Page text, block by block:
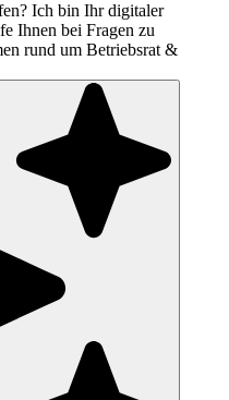
Ich bin Ihr digitaler
Ihnen bei Fragen zu
rund um Betriebsrat &